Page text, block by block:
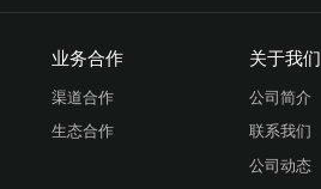
业务合作
渠道合作
生态合作
关于我们
公司简介
联系我们
公司动态